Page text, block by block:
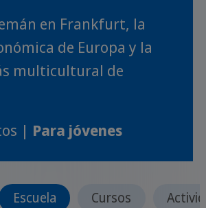
en Frankfurt, la
de Europa y la
multicultural de
| Para jóvenes
Escuela Cursos